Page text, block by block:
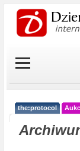
the:protocol